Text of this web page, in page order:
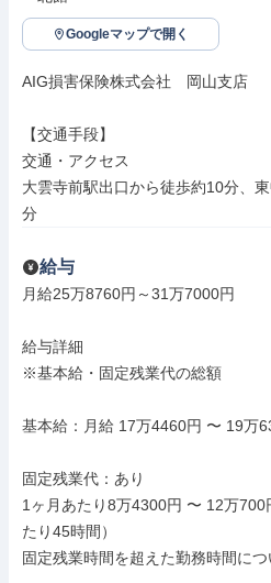
Googleマップで開く
AIG損害保険株式会社　岡山支店
【交通手段】
交通・アクセス
大雲寺前駅出口から徒歩約10分、
分
給与
月給25万8760円～31万7000円
給与詳細
※基本給・固定残業代の総額
基本給：月給 17万4460円 〜 19万
固定残業代：あり
1ヶ月あたり8万4300円 〜 12万
たり45時間）
固定残業時間を超えた勤務時間に